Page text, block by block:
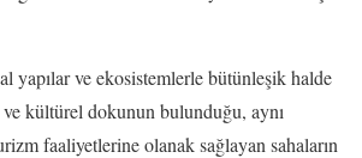
yapılar ve ekosistemlerle bütünleşik halde
kültürel dokunun bulunduğu, aynı
faaliyetlerine olanak sağlayan sahaların